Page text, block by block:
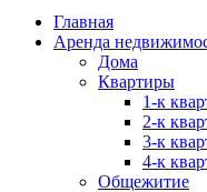
Главная
Аренда
Дома
Квартиры
1-к
2-к
3-к
4-к
Общежитие